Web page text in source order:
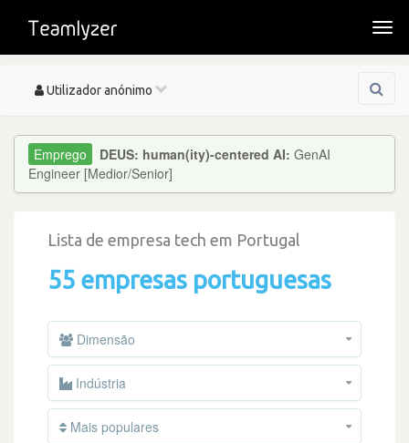
Toggle
Utilizador anónimo
DEUS: human(ity)-centered AI: GenAI
Engineer [Medior/Senior]
Lista de empresa tech em Portugal
55 empresas portuguesas
Dimensão
Indústria
Mais populares